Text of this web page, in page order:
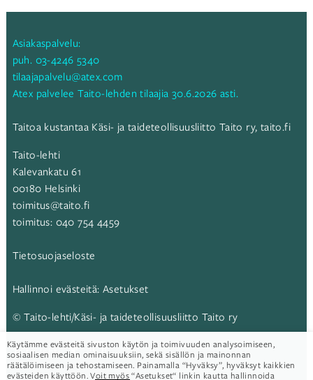
Asiakaspalvelu:
puh. 03-4246 5340
tilaajapalvelu@atex.com
Atex palvelee Taito-lehden tilaajia 30.6.2026 asti.
Taitoa kustantaa Käsi- ja taideteollisuusliitto Taito ry, taito.fi
Taito-lehti
Kalevankatu 61
00180 Helsinki
toimitus@taito.fi
toimitus: 040 754 4459
Tietosuojaseloste
Hallinnoi evästeitä: Asetukset
© Taito-lehti/Käsi- ja taideteollisuusliitto Taito ry
Taito-lehti:
Käytämme evästeitä sivuston käytön ja toimivuuden analysoimiseen,
sosiaalisen median ominaisuuksiin, sekä sisällön ja mainonnan
räätälöimiseen ja tehostamiseen. Painamalla “Hyväksy”, hyväksyt kaikkien
evästeiden käyttöön. Voit myös “Asetukset“ linkin kautta hallinnoida